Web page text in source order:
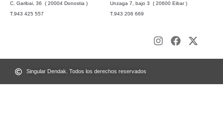
C. Garibai, 36 ( 20004 Donostia )
T.943 425 557
Unzaga 7, bajo 3 ( 20600 Eibar )
T.943 206 669
Singular Dendak. Todos los derechos reservados